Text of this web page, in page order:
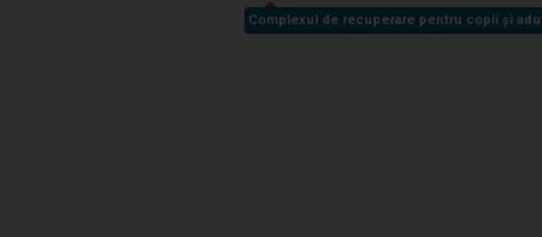
Complexul de recuperare pentru copii și
Complexul de recuperare pentru copii și